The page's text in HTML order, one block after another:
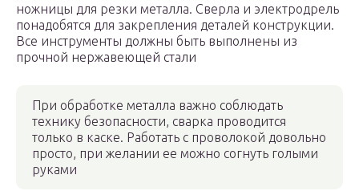
ножницы для резки металла. Сверла и электродрель
понадобятся для закрепления деталей конструкции.
Все инструменты должны быть выполнены из
прочной нержавеющей стали
При обработке металла важно соблюдать
технику безопасности, сварка проводится
только в каске. Работать с проволокой довольно
просто, при желании ее можно согнуть голыми
руками